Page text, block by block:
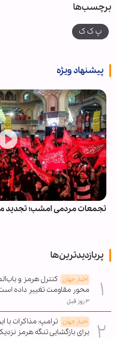
برچسب‌ها
پ ک ک
پیشنهاد ویژه
تجمعات مردمی امشب؛ تجدید
پربازدیدترین‌ها
اخبار جهان کنترل هرمز و
محور مقاومت تغییر داده
۳ روز قبل
اخبار جهان ترامپ: مذاکرات با
برای بازگشایی تنگه هرمز